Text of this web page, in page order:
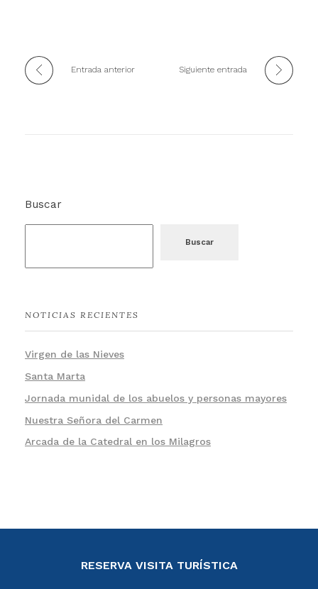
Entrada anterior Siguiente entrada
Buscar
Buscar
NOTICIAS RECIENTES
Virgen de las Nieves
Santa Marta
Jornada munidal de los abuelos y personas mayores
Nuestra Señora del Carmen
Arcada de la Catedral en los Milagros
RESERVA VISITA TURÍSTICA